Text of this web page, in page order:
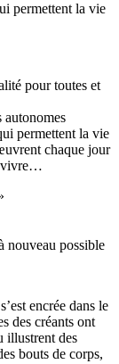
permettent la vie
pour toutes et
autonomes
permettent la vie
chaque jour
vivre…
nouveau possible
encrée dans le
des créants ont
illustrent des
bouts de corps,